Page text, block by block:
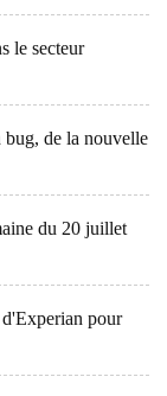
le secteur
bug, de la nouvelle
du 20 juillet
pour